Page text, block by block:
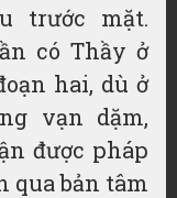
trước mặt.
có Thầy ở
hai, dù ở
vạn dặm,
được pháp
qua bản tâm